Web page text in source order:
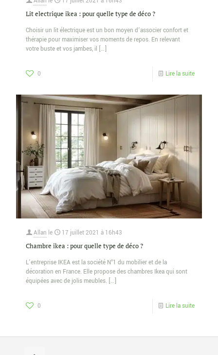
Lit electrique ikea : pour quelle type de déco ?
Choisir un lit électrique est un bon moyen d’associer confort et
thérapie pour maximiser vos moments de repos. En relevant
votre buste et vos jambes, il […]
0 Lire la suite
Allan le 17 juillet 2021 à 16h43
Chambre ikea : pour quelle type de déco ?
L’entreprise IKEA est la société N°1 du mobilier et de la
décoration en France. Elle propose des chambres Ikea qui sont
équipées avec de jolis meubles. […]
0 Lire la suite